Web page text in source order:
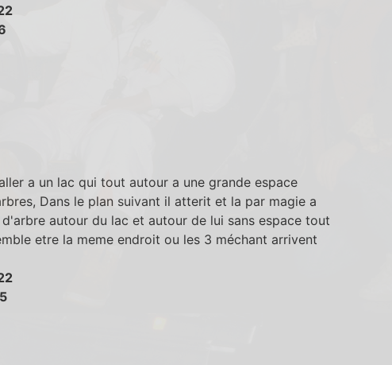
a un lac qui tout autour a une grande espace
Dans le plan suivant il atterit et la par magie a
autour du lac et autour de lui sans espace tout
etre la meme endroit ou les 3 méchant arrivent